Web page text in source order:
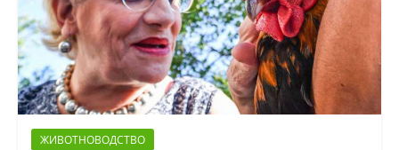
ЖИВОТНОВОДСТВО